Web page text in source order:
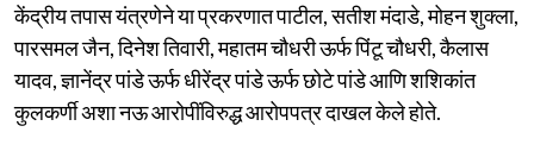
केंद्रीय तपास यंत्रणेने या प्रकरणात पाटील, सतीश मंदाडे, मोहन शुक्ला,
पारसमल जैन, दिनेश तिवारी, महातम चौधरी ऊर्फ पिंटू चौधरी, कैलास
यादव, ज्ञानेंद्र पांडे ऊर्फ धीरेंद्र पांडे ऊर्फ छोटे पांडे आणि शशिकांत
कुलकर्णी अशा नऊ आरोपींविरुद्ध आरोपपत्र दाखल केले होते.